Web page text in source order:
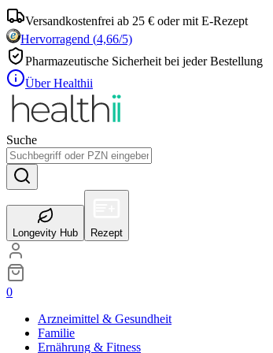
Versandkostenfrei ab 25 € oder mit E-Rezept
Hervorragend (4,66/5)
Pharmazeutische Sicherheit bei jeder Bestellung
Über Healthii
Suche
Longevity Hub Rezept
0
Arzneimittel & Gesundheit
Familie
Ernährung & Fitness